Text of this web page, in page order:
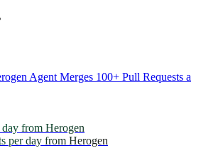
Agent Merges 100+ Pull Requests a
from Herogen
per day from Herogen